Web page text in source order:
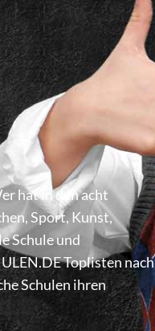
hat in den acht
Sport, Kunst,
Schule und
Toplisten nach
Schulen ihren